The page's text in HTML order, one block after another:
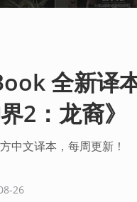
全新译
2：龙裔》
中文译本，每周更新！
26